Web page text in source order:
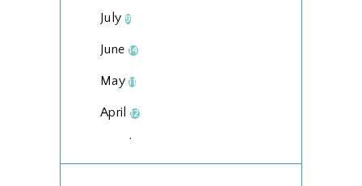
July 9
June 14
May11
April 12
March